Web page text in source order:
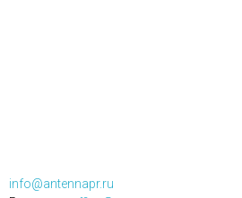
info@antennapr.ru